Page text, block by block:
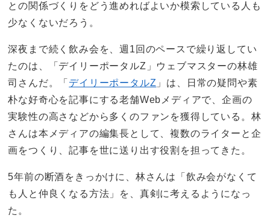
との関係づくりをどう進めればよいか模索している人も
少なくないだろう。
深夜まで続く飲み会を、週1回のペースで繰り返してい
たのは、「デイリーポータルZ」ウェブマスターの林雄
司さんだ。「 デイリーポータルZ 」は、日常の疑問や素
朴な好奇心を記事にする老舗Webメディアで、企画の
実験性の高さなどから多くのファンを獲得している。林
さんは本メディアの編集長として、複数のライターと企
画をつくり、記事を世に送り出す役割を担ってきた。
5年前の断酒をきっかけに、林さんは「飲み会がなくて
も人と仲良くなる方法」を、真剣に考えるようになっ
た。